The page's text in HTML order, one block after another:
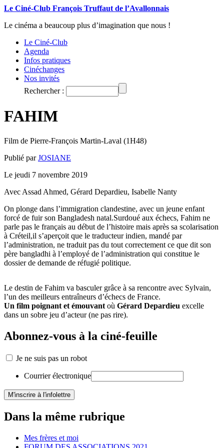
Le Ciné-Club François Truffaut de l’Avallonnais
Le cinéma a beaucoup plus d’imagination que nous !
Le Ciné-Club
Agenda
Infos pratiques
Cinéchanges
Nos invités
Rechercher :
FAHIM
Film de Pierre-François Martin-Laval (1H48)
Publié parJOSIANE
Le jeudi 7 novembre 2019
Avec Assad Ahmed, Gérard Depardieu, Isabelle Nanty
On plonge dans l’immigration clandestine, avec un jeune enfant
forcé de fuir son Bangladesh natal.Surdoué aux échecs, Fahim ne
parle pas le français au début de l’histoire mais après sa scolarisation
à Créteil,il s’aperçoit que le traducteur indien, mandé par
l’administration, ne traduit pas du tout correctement ce que dit son
père bangladhi à l’employé de l’administration qui constitue le
dossier de demande de réfugié politique.
Le destin de Fahim va basculer grâce à sa rencontre avec Sylvain,
l’un des meilleurs entraîneurs d’échecs de France.
Un film poignant et émouvant où Gérard Depardieu excelle
dans un sobre jeu d’acteur (ne pas rire).
Abonnez-vous à la ciné-feuille
Je ne suis pas un robot
Courrier électronique
Dans la même rubrique
Mes frères et moi